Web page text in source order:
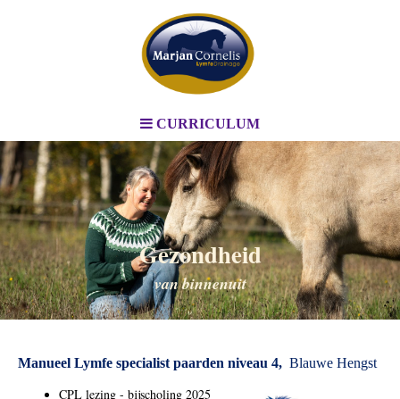
CURRICULUM
Gezondheid
van binnenuit
Manueel Lymfe specialist paarden niveau 4, Blauwe Hengst
CPL lezing - bijscholing 2025